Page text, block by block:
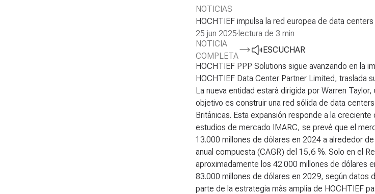
NOTICIAS
HOCHTIEF impulsa la red europea de data
25 jun 2025· lectura de 3 min
NOTICIA
COMPLETA
ESCUCHAR
HOCHTIEF PPP Solutions sigue avanzando en la
HOCHTIEF Data Center Partner Limited, traslada
La nueva entidad estará dirigida por Warren
objetivo es construir una red sólida de data
Británicas. Esta expansión responde a la
estudios de mercado IMARC, se prevé que el
13.000 millones de dólares en 2024 a alrededor
anual compuesta (CAGR) del 15,6 %. Solo en el
aproximadamente los 42.000 millones de dólares
83.000 millones de dólares en 2029, según datos
parte de la estrategia más amplia de HOCHTIEF